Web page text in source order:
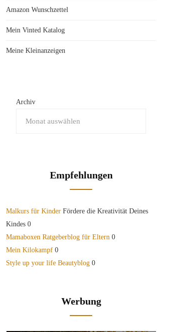
Amazon Wunschzettel
Mein Vinted Katalog
Meine Kleinanzeigen
Archiv
Empfehlungen
Malkurs für Kinder Fördere die Kreativität Deines
Kindes 0
Mamaboxen Ratgeberblog für Eltern 0
Mein Kilokampf 0
Style up your life Beautyblog 0
Werbung